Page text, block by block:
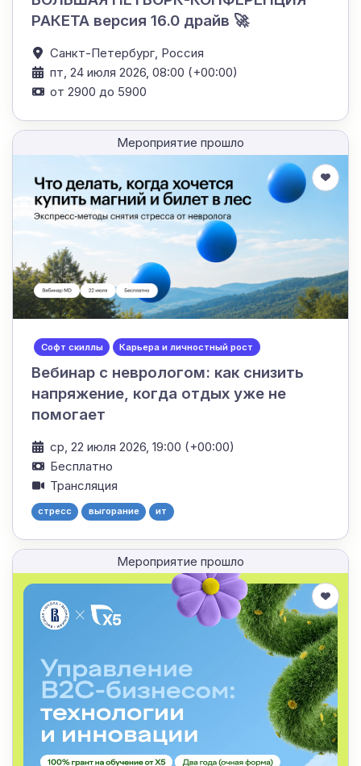
РАКЕТА версия 16.0 драйв 🚀
Санкт-Петербург, Россия
пт, 24 июля 2026, 08:00 (+00:00)
от 2900 до 5900
Мероприятие прошло
Софт скиллы Карьера и личностный рост
Вебинар с неврологом: как снизить
напряжение, когда отдых уже не
помогает
ср, 22 июля 2026, 19:00 (+00:00)
Бесплатно
Трансляция
стресс выгорание ит
Мероприятие прошло